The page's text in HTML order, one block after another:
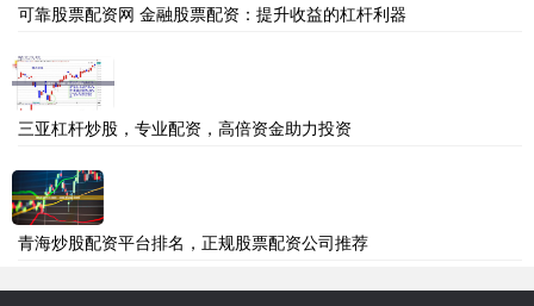
可靠股票配资网 金融股票配资：提升收益的杠杆利器
三亚杠杆炒股，专业配资，高倍资金助力投资
青海炒股配资平台排名，正规股票配资公司推荐